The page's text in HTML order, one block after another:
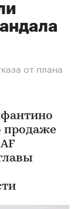
от плана
продаже